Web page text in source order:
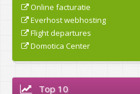
Online facturatie
Everhost webhosting
Flight departures
Domotica Center
Top 10